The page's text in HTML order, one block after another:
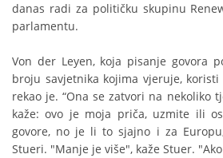
danas radi za političku skupinu
parlamentu.
Von der Leyen, koja pisanje govora
broju savjetnika kojima vjeruje,
rekao je. “Ona se zatvori na nekoliko
kaže: ovo je moja priča, uzmite ili
govore, no je li to sjajno i za
Stueri. "Manje je više", kaže Stuer.